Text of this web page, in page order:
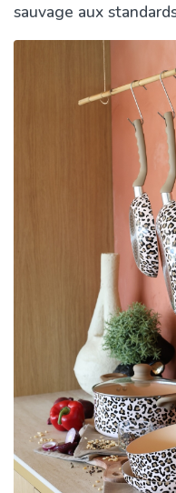
sauvage aux